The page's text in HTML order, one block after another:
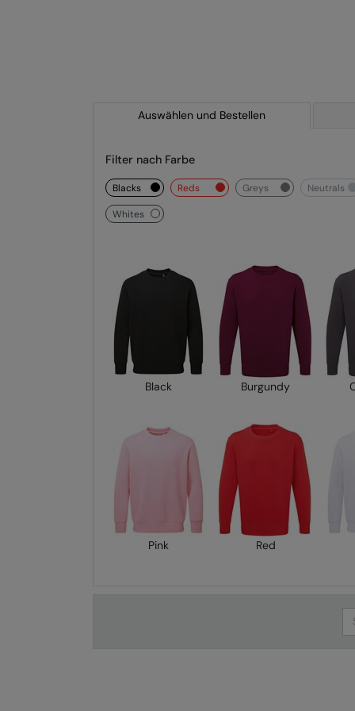
Auswählen und Bestellen
Filter nach Farbe
blacks reds greys neutrals
whites
Black Burgundy
Pink Red